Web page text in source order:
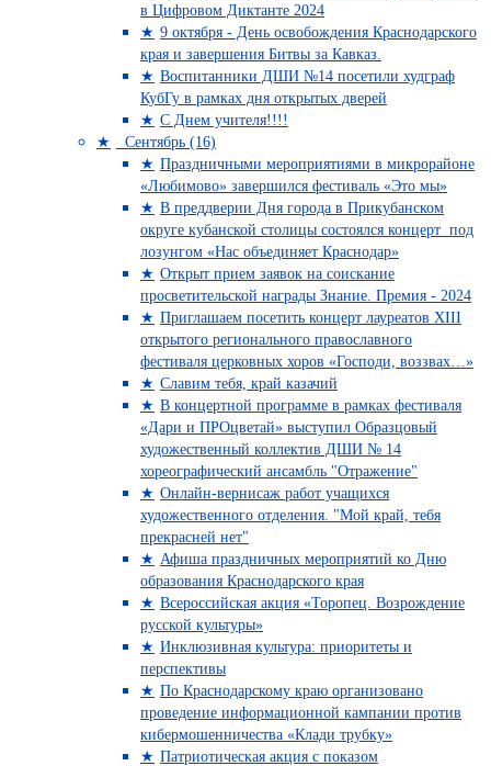
в Цифровом Диктанте 2024
9 октября - День освобождения Краснодарского
края и завершения Битвы за Кавказ.
Воспитанники ДШИ №14 посетили худграф
КубГу в рамках дня открытых дверей
С Днем учителя!!!!
Сентябрь (16)
Праздничными мероприятиями в микрорайоне
«Любимово» завершился фестиваль «Это мы»
В преддверии Дня города в Прикубанском
округе кубанской столицы состоялся концерт под
лозунгом «Нас объединяет Краснодар»
Открыт прием заявок на соискание
просветительской награды Знание. Премия - 2024
Приглашаем посетить концерт лауреатов XIII
открытого регионального православного
фестиваля церковных хоров «Господи, воззвах…»
Славим тебя, край казачий
В концертной программе в рамках фестиваля
«Дари и ПРОцветай» выступил Образцовый
художественный коллектив ДШИ № 14
хореографический ансамбль "Отражение"
Онлайн-вернисаж работ учащихся
художественного отделения. "Мой край, тебя
прекрасней нет"
Афиша праздничных мероприятий ко Дню
образования Краснодарского края
Всероссийская акция «Торопец. Возрождение
русской культуры»
Инклюзивная культура: приоритеты и
перспективы
По Краснодарскому краю организовано
проведение информационной кампании против
кибермошенничества «Клади трубку»
Патриотическая акция с показом